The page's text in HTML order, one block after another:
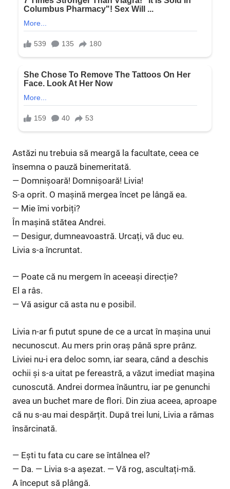
Astăzi nu trebuia să meargă la facultate, ceea ce
însemna o pauză binemeritată.
— Domnișoară! Domnișoară! Livia!
S-a oprit. O mașină mergea încet pe lângă ea.
— Mie îmi vorbiți?
În mașină stătea Andrei.
— Desigur, dumneavoastră. Urcați, vă duc eu.
Livia s-a încruntat.
— Poate că nu mergem în aceeași direcție?
El a râs.
— Vă asigur că asta nu e posibil.
Livia n-ar fi putut spune de ce a urcat în mașina unui
necunoscut. Au mers prin oraș până spre prânz.
Liviei nu-i era deloc somn, iar seara, când a deschis
ochii și s-a uitat pe fereastră, a văzut imediat mașina
cunoscută. Andrei dormea înăuntru, iar pe genunchi
avea un buchet mare de flori. Din ziua aceea, aproape
că nu s-au mai despărțit. După trei luni, Livia a rămas
însărcinată.
— Ești tu fata cu care se întâlnea el?
— Da. — Livia s-a așezat. — Vă rog, ascultați-mă.
A început să plângă.